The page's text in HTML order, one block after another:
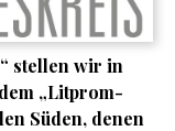
stellen wir in
„Litprom-
Süden, denen